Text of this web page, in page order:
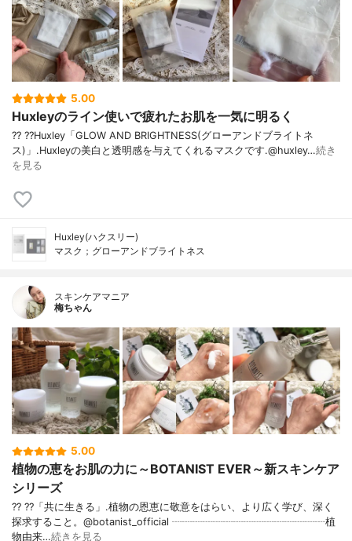
5.00
Huxleyのライン使いで疲れたお肌を一気に明るく
?? ??Huxley「GLOW AND BRIGHTNESS(グローアンドブライトネ
ス)」.Huxleyの美白と透明感を与えてくれるマスクです.@huxley…続き
を見る
Huxley(ハクスリー)
マスク；グローアンドブライトネス
スキンケアマニア
梅ちゃん
5.00
植物の恵をお肌の力に～BOTANIST EVER～新スキンケア
シリーズ
?? ??「共に生きる」.植物の恩恵に敬意をはらい、より広く学び、深く
探求すること。@botanist_official ┈┈┈┈┈┈┈┈┈┈┈┈┈┈┈植
物由来…続きを見る